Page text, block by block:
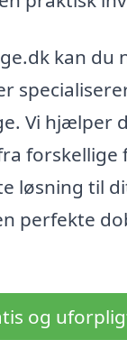
kan du
Vi hjælper
forskellige
løsning til
perfekte
og